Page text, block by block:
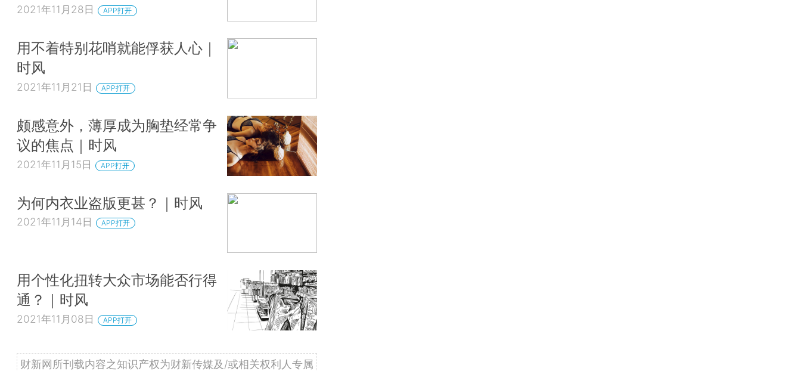
2021年11月28日 APP打开
用不着特别花哨就能俘获人心｜
时风
2021年11月21日 APP打开
颇感意外，薄厚成为胸垫经常争
议的焦点｜时风
2021年11月15日 APP打开
为何内衣业盗版更甚？｜时风
2021年11月14日 APP打开
用个性化扭转大众市场能否行得
通？｜时风
2021年11月08日 APP打开
财新网所刊载内容之知识产权为财新传媒及/或相关权利人专属